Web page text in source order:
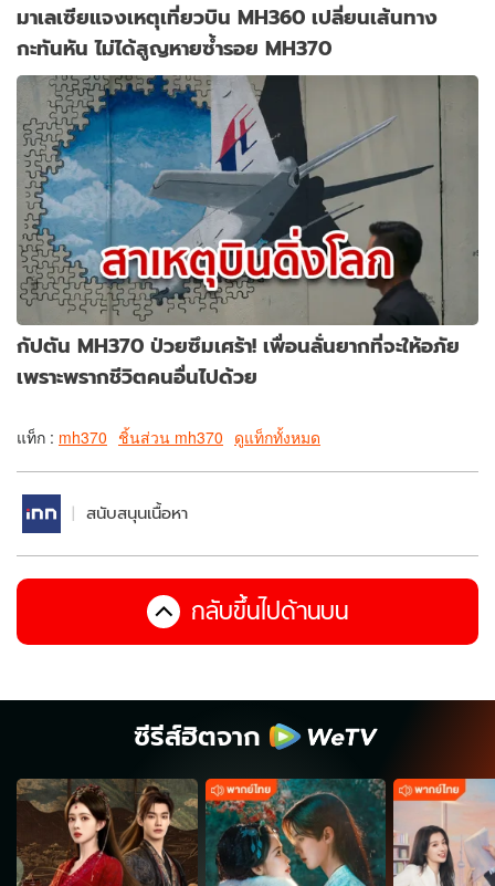
มาเลเซียแจงเหตุเที่ยวบิน MH360 เปลี่ยนเส้นทาง
กะทันหัน ไม่ได้สูญหายซ้ำรอย MH370
กัปตัน MH370 ป่วยซึมเศร้า! เพื่อนลั่นยากที่จะให้อภัย
เพราะพรากชีวิตคนอื่นไปด้วย
แท็ก : mh370 ชิ้นส่วน mh370 ดูแท็กทั้งหมด
สนับสนุนเนื้อหา
กลับขึ้นไปด้านบน
ซีรีส์ฮิตจาก